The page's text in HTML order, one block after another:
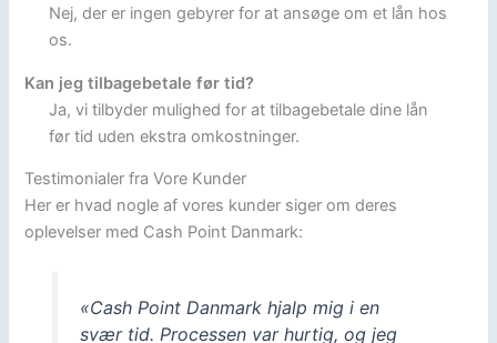
Nej, der er ingen gebyrer for at ansøge om et lån hos
os.
Kan jeg tilbagebetale før tid?
Ja, vi tilbyder mulighed for at tilbagebetale dine lån
før tid uden ekstra omkostninger.
Testimonialer fra Vore Kunder
Her er hvad nogle af vores kunder siger om deres
oplevelser med Cash Point Danmark:
«Cash Point Danmark hjalp mig i en
svær tid. Processen var hurtig, og jeg